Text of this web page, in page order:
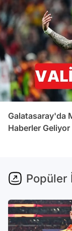
Galatasaray'da
Haberler Geliyor
Popüler